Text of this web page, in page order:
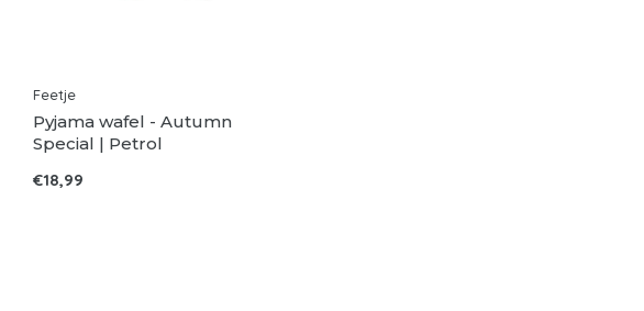
Feetje
Pyjama wafel - Autumn
Special | Petrol
€18,99